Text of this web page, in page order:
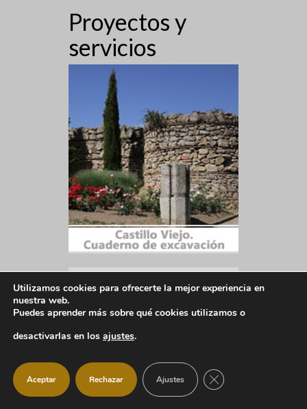
Proyectos y
servicios
Utilizamos cookies para ofrecerte la mejor experiencia en
nuestra web.
Puedes aprender más sobre qué cookies utilizamos o
desactivarlas en los ajustes.
Aceptar Rechazar Ajustes CERRAR EL